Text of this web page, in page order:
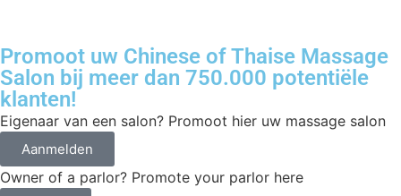
Promoot uw Chinese of Thaise Massage
Salon bij meer dan 750.000 potentiële
klanten!
Eigenaar van een salon? Promoot hier uw massage salon
Aanmelden
Owner of a parlor? Promote your parlor here